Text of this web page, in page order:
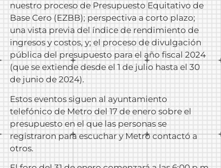
nuestro proceso de Presupuesto Equitativo de
Base Cero (EZBB); perspectiva a corto plazo;
una vista previa del índice de rendimiento de
ingresos y costos, y; el proceso de divulgación
pública del presupuesto para el año fiscal 2024
(que se extiende desde el 1 de julio hasta el 30
de junio de 2024).
Estos eventos siguen al ayuntamiento
telefónico de Metro del 17 de enero sobre el
presupuesto en el que las personas se
registraron para escuchar y Metro contactó a
otros.